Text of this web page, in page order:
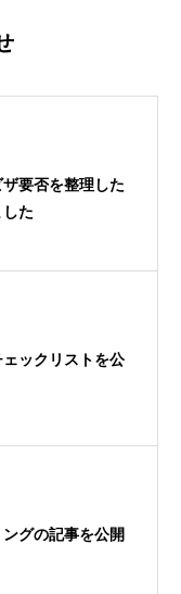
要否を整理した
た
ックリストを公
グの記事を公開